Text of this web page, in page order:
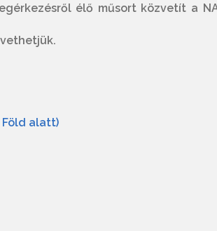
élő műsort közvetít a
Föld alatt)